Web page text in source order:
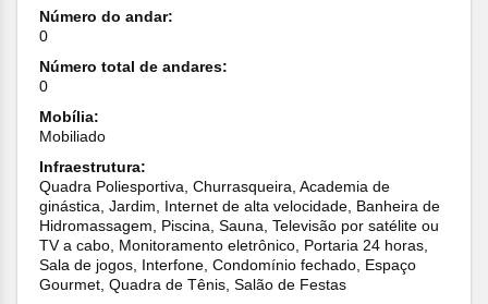
Número do andar:
0
Número total de andares:
0
Mobília:
Mobiliado
Infraestrutura:
Quadra Poliesportiva, Churrasqueira, Academia de
ginástica, Jardim, Internet de alta velocidade, Banheira de
Hidromassagem, Piscina, Sauna, Televisão por satélite ou
TV a cabo, Monitoramento eletrônico, Portaria 24 horas,
Sala de jogos, Interfone, Condomínio fechado, Espaço
Gourmet, Quadra de Tênis, Salão de Festas